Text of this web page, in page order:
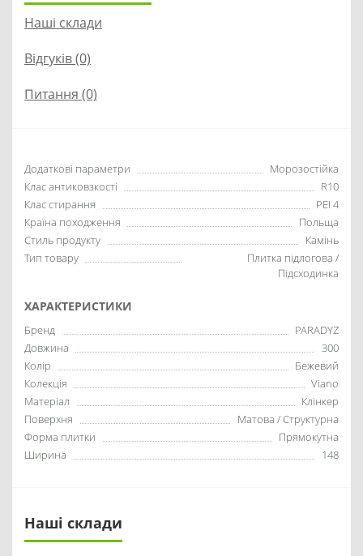
Наші склади
Відгуків (0)
Питання (0)
Додаткові параметри
Морозостійка
Клас антиковзкості
R10
Клас стирання
PEI 4
Країна походження
Польща
Стиль продукту
Камінь
Тип товару
Плитка підлогова /
Підсходинка
ХАРАКТЕРИСТИКИ
Бренд
PARADYZ
Довжина
300
Колір
Бежевий
Колекція
Viano
Матеріал
Клінкер
Поверхня
Матова / Структурна
Форма плитки
Прямокутна
Ширина
148
Наші склади